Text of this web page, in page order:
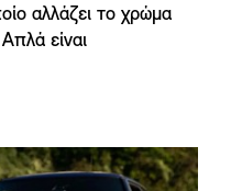
αλλάζει το χρώμα
είναι